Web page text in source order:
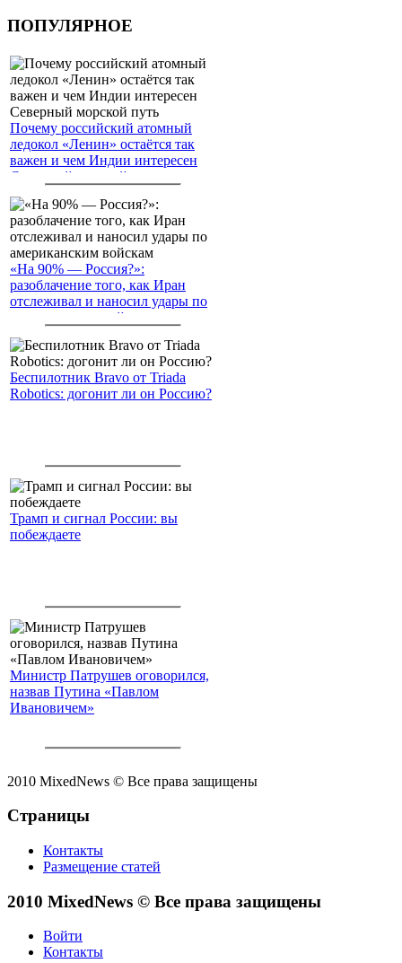
ПОПУЛЯРНОЕ
Почему российский атомный
ледокол «Ленин» остаётся так
важен и чем Индии интересен
Северный морской путь
«На 90% — Россия?»:
разоблачение того, как Иран
отслеживал и наносил удары по
американским войскам
Беспилотник Bravo от Triada
Robotics: догонит ли он Россию?
Трамп и сигнал России: вы
побеждаете
Министр Патрушев оговорился,
назвав Путина «Павлом
Ивановичем»
2010 MixedNews © Все права защищены
Страницы
Контакты
Размещение статей
2010 MixedNews © Все права защищены
Войти
Контакты